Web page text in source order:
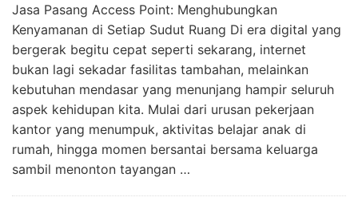
Jasa Pasang Access Point: Menghubungkan
Kenyamanan di Setiap Sudut Ruang Di era digital yang
bergerak begitu cepat seperti sekarang, internet
bukan lagi sekadar fasilitas tambahan, melainkan
kebutuhan mendasar yang menunjang hampir seluruh
aspek kehidupan kita. Mulai dari urusan pekerjaan
kantor yang menumpuk, aktivitas belajar anak di
rumah, hingga momen bersantai bersama keluarga
sambil menonton tayangan …